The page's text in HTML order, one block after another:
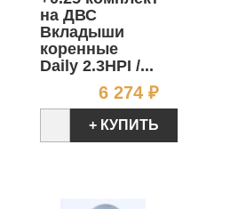
на ДВС
Вкладыши
коренные
Daily 2.3HPI /...
6 274 ₽Цена
+ КУПИТЬ